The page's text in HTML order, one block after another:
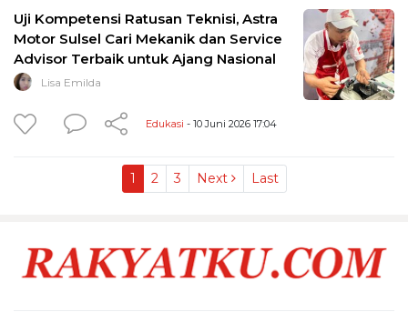
Uji Kompetensi Ratusan Teknisi, Astra
Motor Sulsel Cari Mekanik dan Service
Advisor Terbaik untuk Ajang Nasional
Lisa Emilda
Edukasi - 10 Juni 2026 17:04
1 2 3 Next Last